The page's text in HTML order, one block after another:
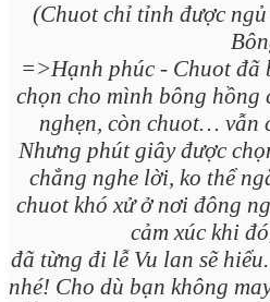
(Chuot chỉ tỉnh được
=>Hạnh phúc - Chuot đã
chọn cho mình bông hồng
nghẹn, còn chuot… vẫn
Nhưng phút giây được
chẳng nghe lời, ko thể
chuot khó xử ở nơi đông
cảm xúc khi
đã từng đi lễ Vu lan sẽ
nhé! Cho dù bạn không